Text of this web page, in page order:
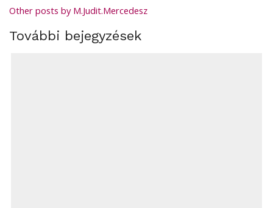
Other posts by M.Judit.Mercedesz
További bejegyzések